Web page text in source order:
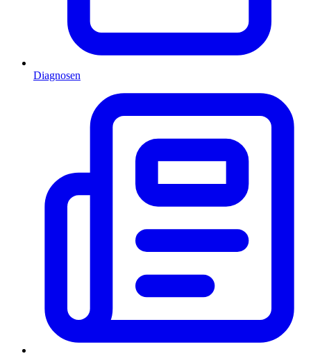
Diagnosen